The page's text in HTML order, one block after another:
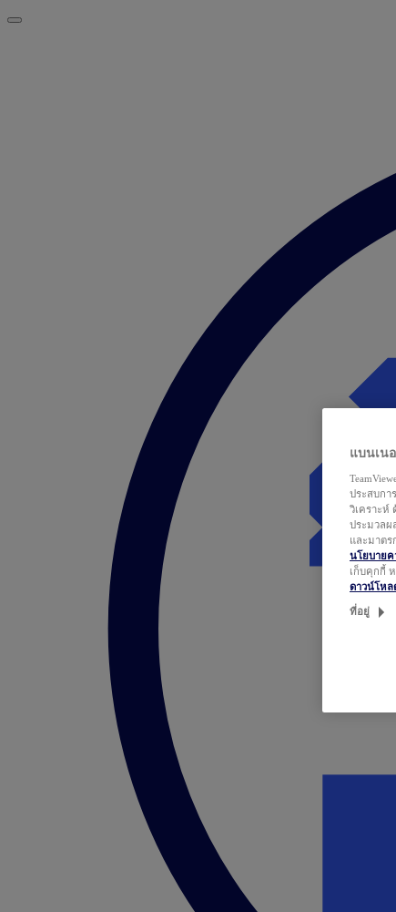
แบนเน
ประสบกา
วิเคราะห์
ประมวล
และมาตร
นโยบายค
เก็บคุกกี้
ดาวน์โหล
ที่อยู่